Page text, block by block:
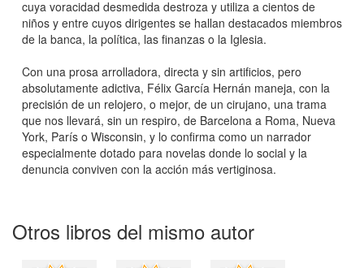
cuya voracidad desmedida destroza y utiliza a cientos de
niños y entre cuyos dirigentes se hallan destacados miembros
de la banca, la política, las finanzas o la Iglesia.
Con una prosa arrolladora, directa y sin artificios, pero
absolutamente adictiva, Félix García Hernán maneja, con la
precisión de un relojero, o mejor, de un cirujano, una trama
que nos llevará, sin un respiro, de Barcelona a Roma, Nueva
York, París o Wisconsin, y lo confirma como un narrador
especialmente dotado para novelas donde lo social y la
denuncia conviven con la acción más vertiginosa.
Otros libros del mismo autor